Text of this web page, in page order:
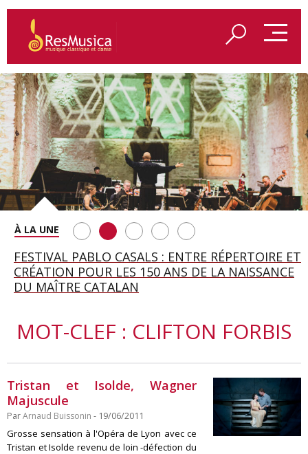
SAINT FRANÇOIS D’ASSISE À SALZBOURG, UNE
SOIRÉE IMMENSE PORTÉE PAR ROMEO
CASTELLUCCI ET MAXIME PASCAL
FESTIVAL PABLO CASALS : ENTRE RÉPERTOIRE ET
CRÉATION POUR LES 150 ANS DE LA NAISSANCE
DU MAÎTRE CATALAN
A BAYREUTH, LE 150E ANNIVERSAIRE DU RING
WAGNÉRIEN GÉNÉRÉ PAR L’IA
BETSY JOLAS FÊTE SON CENTIÈME
ANNIVERSAIRE
GEORGE BENJAMIN : « MES PARENTS AVAIENT
CETTE EXIGENCE DE L’OBJET CISELÉ »
MOT-CLEF : CLIFTON FORBIS
Tristan et Isolde, Wagner
Majuscule
ParArnaud Buissonin - 19/06/2011
Grosse sensation à l'Opéra de Lyon avec ce
Tristan et Isolde revenu de loin -défection du